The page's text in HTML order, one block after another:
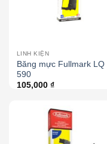
LINH KIỆN
Băng mực Fullmark LQ
590
105,000 ₫